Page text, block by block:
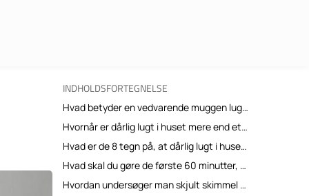
INDHOLDSFORTEGNELSE
Hvad betyder en vedvarende muggen lugt i huset?
Hvornår er dårlig lugt i huset mere end et ventilationsproblem?
Hvad er de 8 tegn på, at dårlig lugt i huset kræver sanering?
Hvad skal du gøre de første 60 minutter, hvis huset lugter af kloak, fugt eller røg?
Hvordan undersøger man skjult skimmel bag vægge, gulve og tapet?